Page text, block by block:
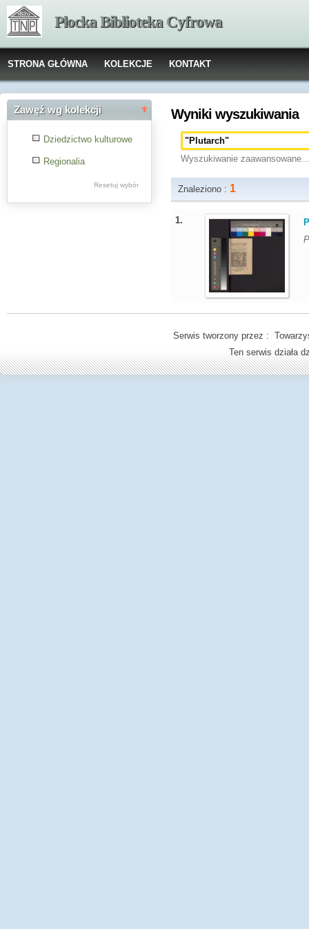
Płocka Biblioteka Cyfrowa
STRONA GŁÓWNA KOLEKCJE KONTAKT
Zawęź wg kolekcji
Dziedzictwo kulturowe
Regionalia
Resetuj wybór
Wyniki wyszukiwania
Wyszukiwanie zaawansowane...
Znaleziono : 1
1.
Serwis tworzony przez :
Ten serwis działa